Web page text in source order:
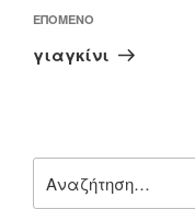
Επόμενο
άρθρο
ΕΠΌΜΕΝΟ
γιαγκίνι
για: